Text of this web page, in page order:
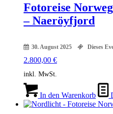
Fotoreise
– Naeröyfjord
30. August 2025 Dieses
2.800,00 €
inkl. MwSt.
In den Warenkorb